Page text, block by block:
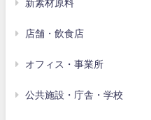
新素材原料
店舗・飲食店
オフィス・事業所
公共施設・庁舎・学校